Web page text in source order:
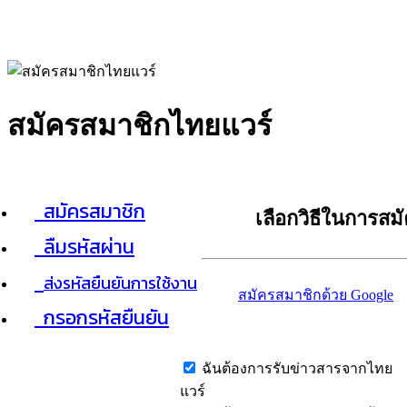
สมัครสมาชิกไทยแวร์
สมัครสมาชิก
ลืมรหัสผ่าน
ส่งรหัสยืนยันการใช้งาน
กรอกรหัสยืนยัน
เลือกวิธีในการส
สมัครสมาชิกด้วย Google
ฉันต้องการรับข่าวสารจากไทย
แวร์